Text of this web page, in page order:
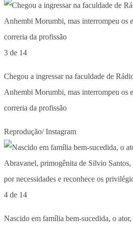
3 de 14
Chegou a ingressar na faculdade de
Anhembi Morumbi, mas interrompeu os
correria da profissão
Reprodução/ Instagram
4 de 14
Nascido em família bem-sucedida, o